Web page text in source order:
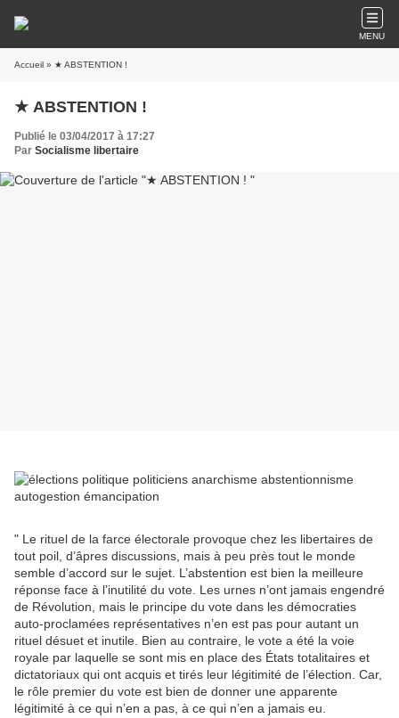
MENU
Accueil » ★ ABSTENTION !
★ ABSTENTION !
Publié le 03/04/2017 à 17:27
Par Socialisme libertaire
" Le rituel de la farce électorale provoque chez les libertaires de
tout poil, d’âpres discussions, mais à peu près tout le monde
semble d’accord sur le sujet. L’abstention est bien la meilleure
réponse face à l’inutilité du vote. Les urnes n’ont jamais engendré
de Révolution, mais le principe du vote dans les démocraties
auto-proclamées représentatives n’en est pas pour autant un
rituel désuet et inutile. Bien au contraire, le vote a été la voie
royale par laquelle se sont mis en place des États totalitaires et
dictatoriaux qui ont acquis et tirés leur légitimité de l’élection. Car,
le rôle premier du vote est bien de donner une apparente
légitimité à ce qui n’en a pas, à ce qui n’en a jamais eu.